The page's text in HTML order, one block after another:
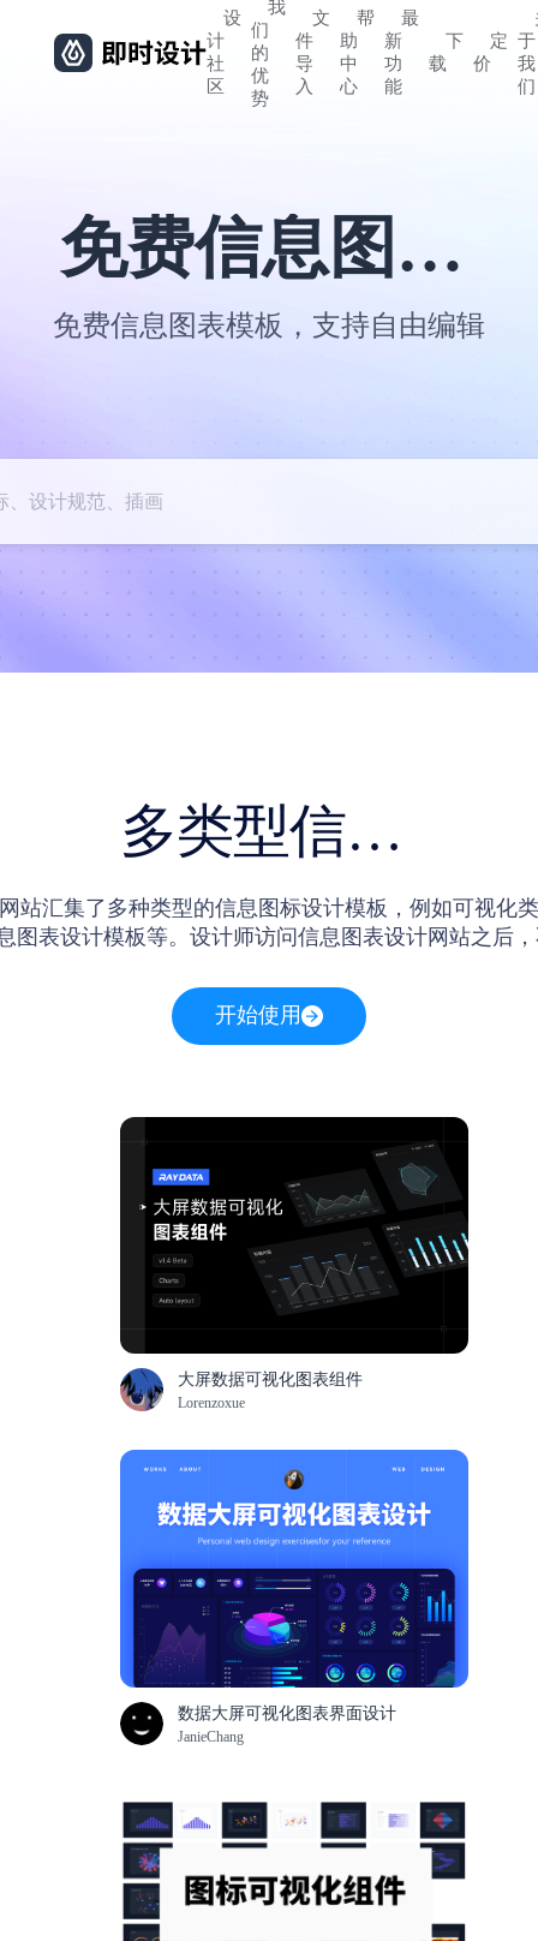
设
计
社
区
我
们
的
优
势
文
件
导
入
帮
助
中
心
最
新
功
能
下
载
定
价
于
我
们
免费信息图表设计模板
免费信息图表模板，支持自由编辑
多类型信息图表设计模板
站汇集了多种类型的信息图标设计模板，例如可视化
图表设计模板等。设计师访问信息图表设计网站之后
开始使用
大屏数据可视化图表组件
Lorenzoxue
数据大屏可视化图表界面设计
JanieChang